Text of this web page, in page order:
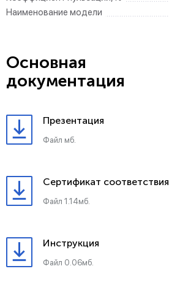
Наименование модели
Основная
документация
Презентация
Файл мб.
Сертификат соответствия
Файл 1.14мб.
Инструкция
Файл 0.06мб.